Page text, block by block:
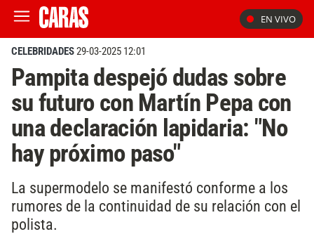
EN VIVO
CELEBRIDADES29-03-2025 12:01
Pampita despejó dudas sobre
su futuro con Martín Pepa con
una declaración lapidaria: "No
hay próximo paso"
La supermodelo se manifestó conforme a los
rumores de la continuidad de su relación con el
polista.